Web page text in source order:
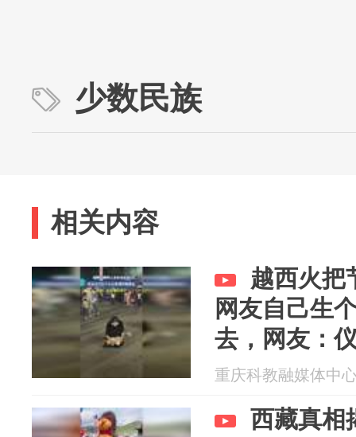
少数民族
相关内容
越西火把
网友自己生
去，网友：
重庆科教融媒体中
西藏真相